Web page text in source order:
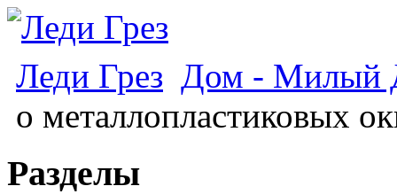
Леди Грез Дом - Милый
о металлопластиковых
Разделы